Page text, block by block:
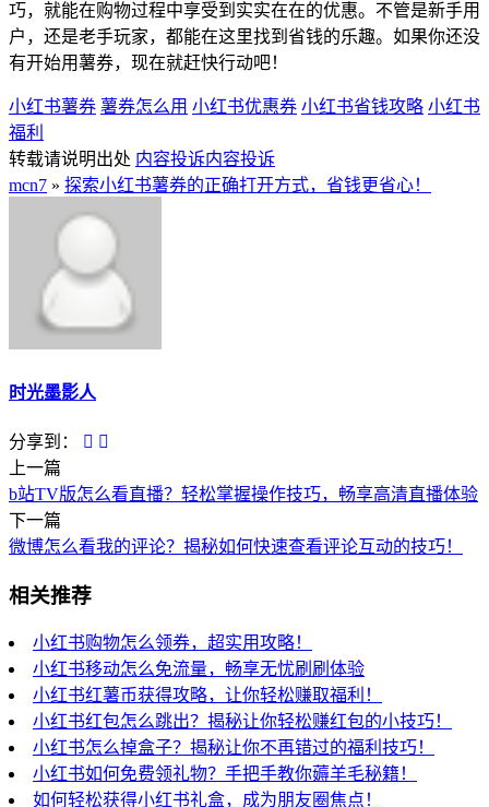
巧，就能在购物过程中享受到实实在在的优惠。不管是新手用
户，还是老手玩家，都能在这里找到省钱的乐趣。如果你还没
有开始用薯券，现在就赶快行动吧！
小红书薯券 薯券怎么用 小红书优惠券 小红书省钱攻略 小红书
福利
转载请说明出处 内容投诉内容投诉
mcn7 » 探索小红书薯券的正确打开方式，省钱更省心！
时光墨影人
分享到：
上一篇
b站TV版怎么看直播？轻松掌握操作技巧，畅享高清直播体验
下一篇
微博怎么看我的评论？揭秘如何快速查看评论互动的技巧！
相关推荐
小红书购物怎么领券，超实用攻略！
小红书移动怎么免流量，畅享无忧刷刷体验
小红书红薯币获得攻略，让你轻松赚取福利！
小红书红包怎么跳出？揭秘让你轻松赚红包的小技巧！
小红书怎么掉盒子？揭秘让你不再错过的福利技巧！
小红书如何免费领礼物？手把手教你薅羊毛秘籍！
如何轻松获得小红书礼盒，成为朋友圈焦点！